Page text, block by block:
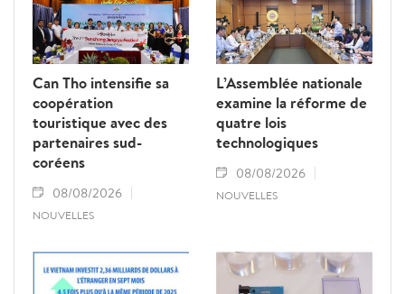
Can Tho intensifie sa
coopération
touristique avec des
partenaires sud-
coréens
08/08/2026
NOUVELLES
L’Assemblée nationale
examine la réforme de
quatre lois
technologiques
08/08/2026
NOUVELLES